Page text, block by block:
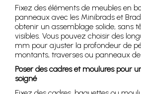
Fixez des éléments de meubles en
panneaux avec les Minibrads et
obtenir un assemblage solide, sans
visibles. Vous pouvez choisir des
mm pour ajuster la profondeur de
montants, traverses ou panneaux de
Poser des cadres et moulures pour
soigné